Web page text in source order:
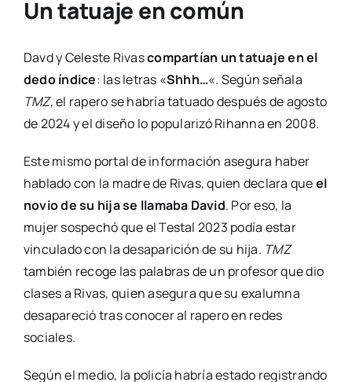
Un tatuaje en común
Davd y Celeste Rivascompartían un tatuaje en el
dedo índice: las letras «Shhh…«. Según señala
TMZ, el rapero se habría tatuado después de agosto
de 2024 y el diseño lo popularizó Rihanna en 2008.
Este mismo portal de información asegura haber
hablado con la madre de Rivas, quien declara queel
novio de su hija se llamaba David. Por eso, la
mujer sospechó que el Testal 2023 podía estar
vinculado con la desaparición de su hija. TMZ
también recoge las palabras de un profesor que dio
clases a Rivas, quien asegura que su exalumna
desapareció tras conocer al rapero en redes
sociales.
Según el medio, la policía habría estado registrando